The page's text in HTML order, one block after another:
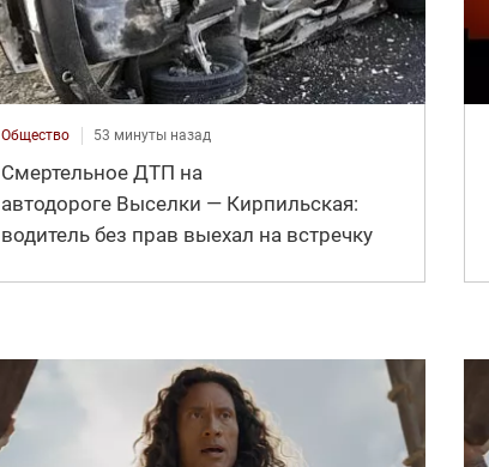
Общество 53 минуты назад
Смертельное ДТП на
автодороге Выселки — Кирпильская:
водитель без прав выехал на встречку